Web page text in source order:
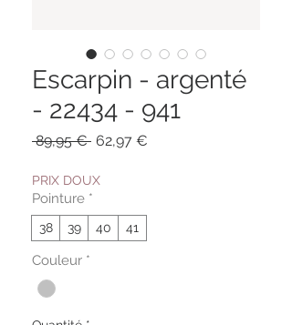
Escarpin - argenté
- 22434 - 941
89,95 € Prix
62,97 €
PRIX DOUX
Pointure *
38 39 40 41
Couleur *